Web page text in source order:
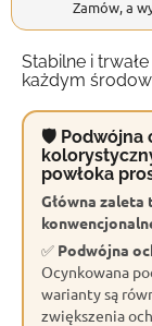
Zamów, a
Stabilne i
każdym
🛡 Podwójna
powłoka
Główna
✅ Podwójna
Ocynkowana
warianty są
zwiększenia